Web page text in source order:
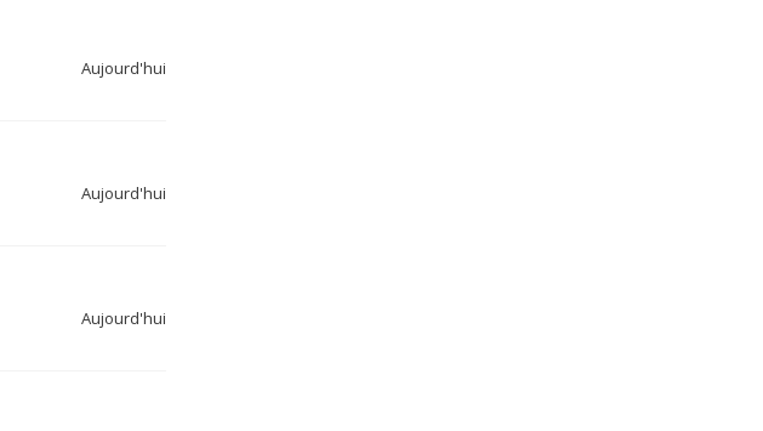
Aujourd'hui
Aujourd'hui
Aujourd'hui